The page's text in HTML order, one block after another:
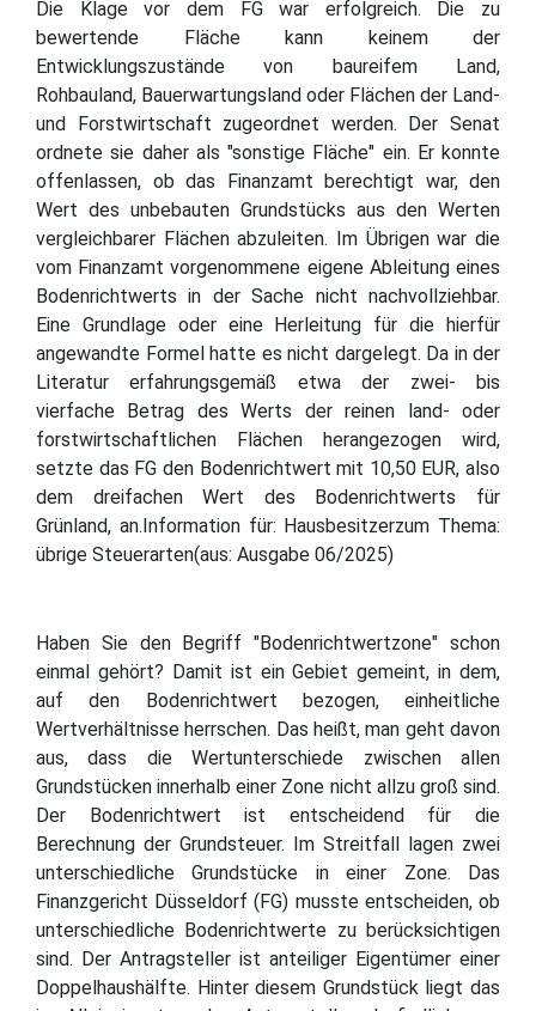
Die Klage vor dem FG war erfolgreich. Die zu
bewertende Fläche kann keinem der
Entwicklungszustände von baureifem Land,
Rohbauland, Bauerwartungsland oder Flächen der Land-
und Forstwirtschaft zugeordnet werden. Der Senat
ordnete sie daher als "sonstige Fläche" ein. Er konnte
offenlassen, ob das Finanzamt berechtigt war, den
Wert des unbebauten Grundstücks aus den Werten
vergleichbarer Flächen abzuleiten. Im Übrigen war die
vom Finanzamt vorgenommene eigene Ableitung eines
Bodenrichtwerts in der Sache nicht nachvollziehbar.
Eine Grundlage oder eine Herleitung für die hierfür
angewandte Formel hatte es nicht dargelegt. Da in der
Literatur erfahrungsgemäß etwa der zwei- bis
vierfache Betrag des Werts der reinen land- oder
forstwirtschaftlichen Flächen herangezogen wird,
setzte das FG den Bodenrichtwert mit 10,50 EUR, also
dem dreifachen Wert des Bodenrichtwerts für
Grünland, an.Information für: Hausbesitzerzum Thema:
übrige Steuerarten(aus: Ausgabe 06/2025)
Haben Sie den Begriff "Bodenrichtwertzone" schon
einmal gehört? Damit ist ein Gebiet gemeint, in dem,
auf den Bodenrichtwert bezogen, einheitliche
Wertverhältnisse herrschen. Das heißt, man geht davon
aus, dass die Wertunterschiede zwischen allen
Grundstücken innerhalb einer Zone nicht allzu groß sind.
Der Bodenrichtwert ist entscheidend für die
Berechnung der Grundsteuer. Im Streitfall lagen zwei
unterschiedliche Grundstücke in einer Zone. Das
Finanzgericht Düsseldorf (FG) musste entscheiden, ob
unterschiedliche Bodenrichtwerte zu berücksichtigen
sind. Der Antragsteller ist anteiliger Eigentümer einer
Doppelhaushälfte. Hinter diesem Grundstück liegt das